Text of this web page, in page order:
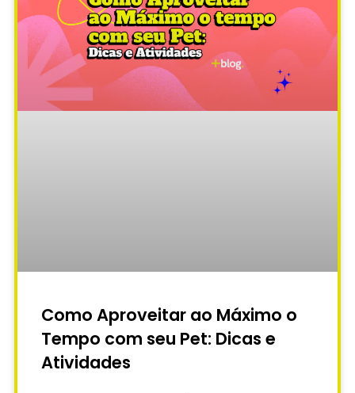
Como Aproveitar ao Máximo o
Tempo com seu Pet: Dicas e
Atividades